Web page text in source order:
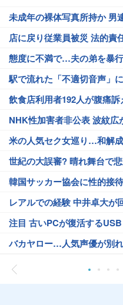
未成年の裸体写真所持か 男
店に戻り従業員被災 法的責
態度に不満で…夫の弟を暴
駅で流れた「不適切音声」
飲食店利用者192人が腹痛訴
NHK性加害者非公表 波紋広
米の人気セク女巡り…和解
世紀の大誤審? 晴れ舞台で
韓国サッカー協会に性的接
レアルでの経験 中井卓大が
注目 古いPCが復活するUSB
バカヤロー…人気声優が別